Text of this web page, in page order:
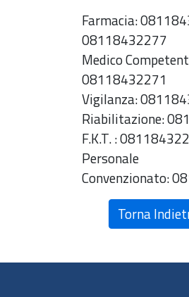
Farmacia:
08118432277
Medico
08118432271
Vigilanza:
Riabilitazione:
F.K.T. :
Personale
Convenzionato:
Torna